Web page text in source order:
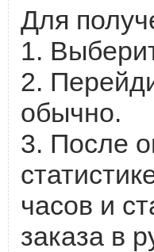
Для
1.
2.
обычно.
3. После
часов и
заказа в